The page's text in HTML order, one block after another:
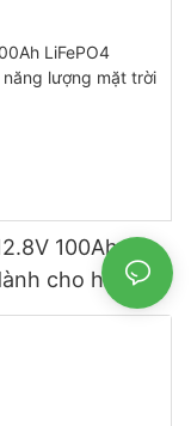
100Ah
cho hệ